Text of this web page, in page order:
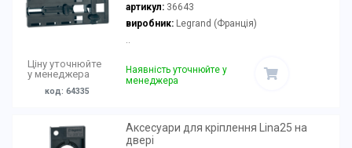
Ціну уточнюйте
у менеджера
код: 64335
артикул: 36643
виробник:Legrand (Франція)
..
Наявність уточнюйте у
менеджера
Аксесуари для кріплення Lina25 на
двері